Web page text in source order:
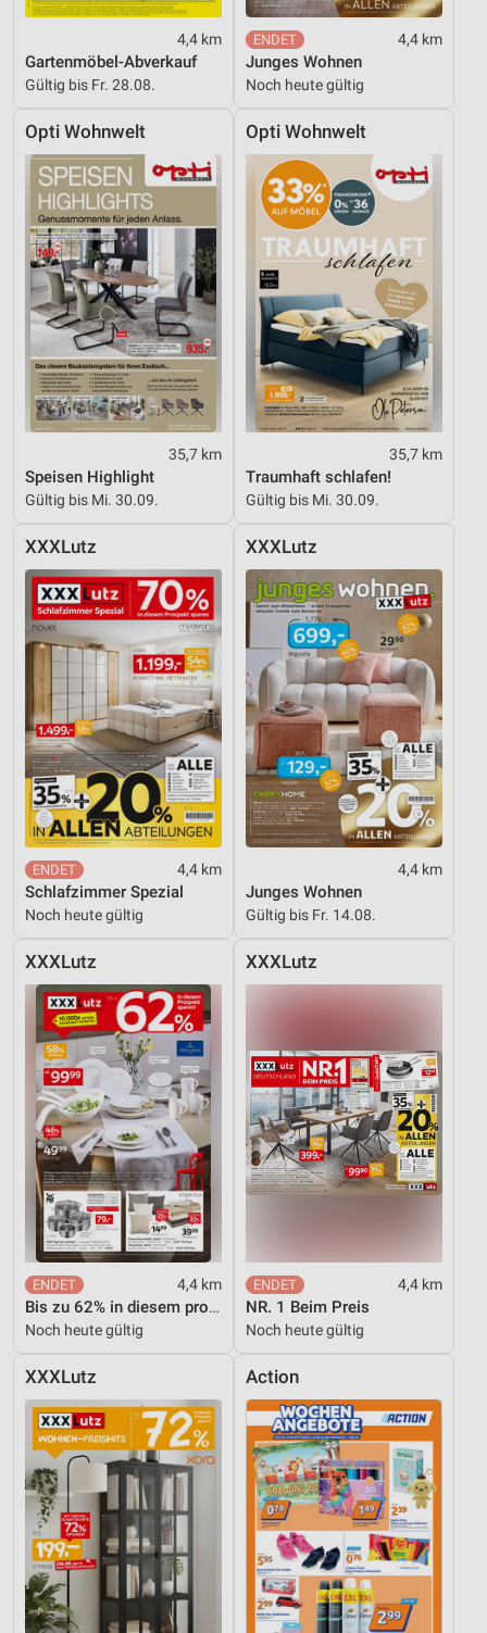
4,4 km
Gartenmöbel-Abverkauf
Gültig bis Fr. 28.08.
4,4 km
Junges Wohnen
Noch heute gültig
Opti Wohnwelt
35,7 km
Speisen Highlight
Gültig bis Mi. 30.09.
Opti Wohnwelt
35,7 km
Traumhaft schlafen!
Gültig bis Mi. 30.09.
XXXLutz
4,4 km
Schlafzimmer Spezial
Noch heute gültig
XXXLutz
4,4 km
Junges Wohnen
Gültig bis Fr. 14.08.
XXXLutz
4,4 km
Bis zu 62% in diesem prospekt
Noch heute gültig
XXXLutz
4,4 km
NR. 1 Beim Preis
Noch heute gültig
XXXLutz Action